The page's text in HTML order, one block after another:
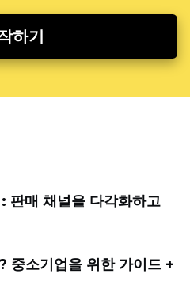
하기
판매 채널을 다각화하고
중소기업을 위한 가이드 +